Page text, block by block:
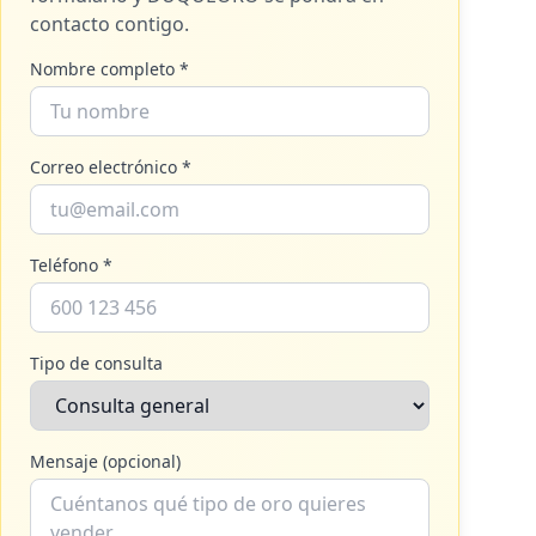
contacto contigo.
Nombre completo *
Correo electrónico *
Teléfono *
Tipo de consulta
Mensaje (opcional)